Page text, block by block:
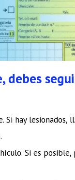
debes
Si hay lesionados,
Si es